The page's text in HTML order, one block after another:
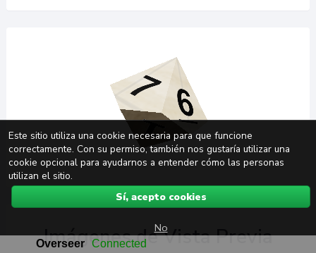
Imágenes de Vista Previa
Este sitio utiliza una cookie necesaria para que funcione
correctamente. Con su permiso, también nos gustaría utilizar una
cookie opcional para ayudarnos a entender cómo las personas
utilizan el sitio.
Sí, acepto cookies
No